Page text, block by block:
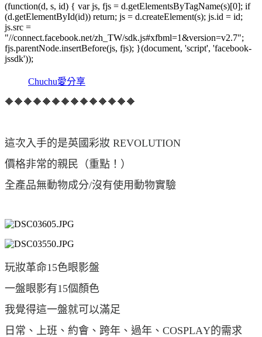
(function(d, s, id) { var js, fjs = d.getElementsByTagName(s)[0]; if
(d.getElementById(id)) return; js = d.createElement(s); js.id = id;
js.src =
"//connect.facebook.net/zh_TW/sdk.js#xfbml=1&version=v2.7";
fjs.parentNode.insertBefore(js, fjs); }(document, 'script', 'facebook-
jssdk'));
Chuchu愛分享
🔶🔶🔶🔶🔶🔶🔶🔶🔶🔶🔶🔶🔶🔶
這次入手的是英國彩妝 REVOLUTION
價格非常的親民（重點！）
全產品無動物成分/沒有使用動物實驗
玩妝革命15色眼影盤
一盤眼影有15個顏色
我覺得這一盤就可以滿足
日常、上班、約會、跨年、過年、COSPLAY的需求